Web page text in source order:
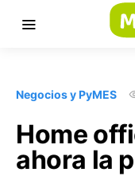
Negocios y PyMES
Home
ahora la